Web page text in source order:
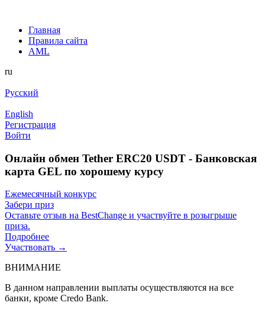
Главная
Правила сайта
AML
ru
Русский
English
Регистрация
Войти
Онлайн обмен Tether ERC20 USDT - Банковская
карта GEL по хорошему курсу
Ежемесячный конкурс
Забери приз
Оставьте отзыв на BestChange и участвуйте в розыгрыше
приза.
Подробнее
Участвовать →
ВНИМАНИЕ
В данном направлении выплаты осуществляются на все
банки, кроме Credo Bank.